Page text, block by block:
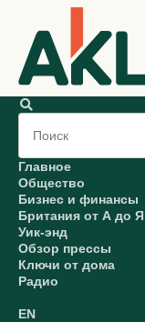
Главное
Общество
Бизнес и финансы
Британия от А до Я
Уик-энд
Обзор прессы
Ключи от дома
Радио
EN